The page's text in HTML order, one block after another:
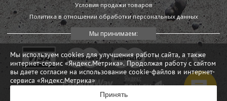
Условия продажи товаров
Политика в отношении обработки персональных данных
Мы используем cookies для улучшения работы сайта, а также
интернет-сервис «Яндекс.Метрика». Продолжая работу с сайтом
вы даете согласие на использование cookie-файлов и интернет-
сервиса «Яндекс.Метрика»
Принять